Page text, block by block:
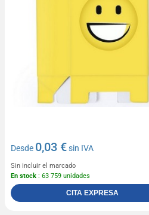
Desde 0,03 €sin IVA
Sin incluir el marcado
En stock: 63 759 unidades
CITA EXPRESA